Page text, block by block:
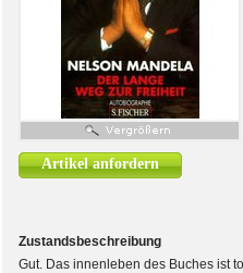
Artikel anfordern
Zustandsbeschreibung
Gut. Das innenleben des Buches ist